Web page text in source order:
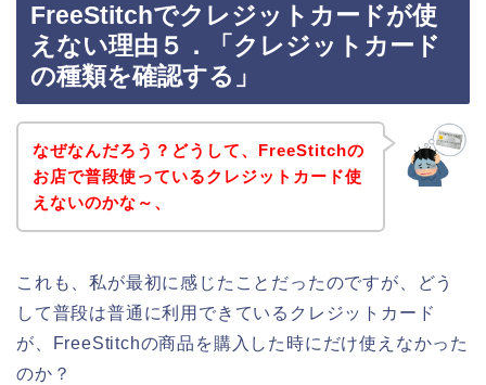
FreeStitchでクレジットカードが使
えない理由５．「クレジットカード
の種類を確認する」
なぜなんだろう？どうして、FreeStitchの
お店で普段使っているクレジットカード使
えないのかな～、
これも、私が最初に感じたことだったのですが、どう
して普段は普通に利用できているクレジットカード
が、FreeStitchの商品を購入した時にだけ使えなかった
のか？